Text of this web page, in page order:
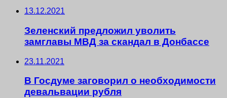
13.12.2021
Зеленский предложил уволить
замглавы МВД за скандал в Донбассе
23.11.2021
В Госдуме заговорил о необходимости
девальвации рубля